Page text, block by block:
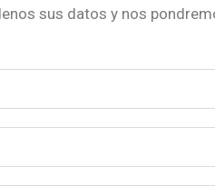
sus datos y nos